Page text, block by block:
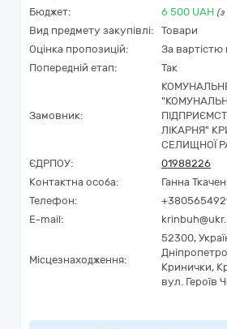
Бюджет: 6 500 UAH
Вид предмету закупівлі:
Товари
Оцінка пропозицій:
За вартістю
Попередній етап:
Так
Замовник:
ЛІКАРНЯ"
СЕЛИЩНОЇ
ЄДРПОУ:
01988226
Контактна особа:
Ганна
Телефон:
E-mail:
Місцезнаходження:
52300,
Кринички,
вул. Героїв